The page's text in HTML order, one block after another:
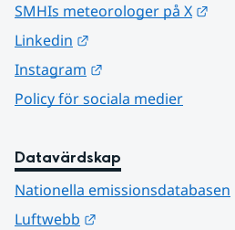
SMHIs meteorologer på X
Linkedin
Instagram
Policy för sociala medier
Datavärdskap
Nationella emissionsdatabasen
Luftwebb